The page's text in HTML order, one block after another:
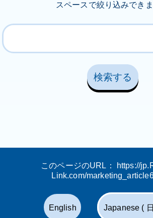
スペースで絞り込みできま
このページのURL：
https://
Link.com/
English Japanese (